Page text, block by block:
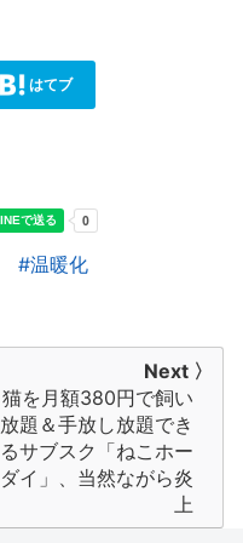
はてブ
温暖化
Next 〉
猫を月額380円で飼い
放題＆手放し放題でき
るサブスク「ねこホー
ダイ」、当然ながら炎
上